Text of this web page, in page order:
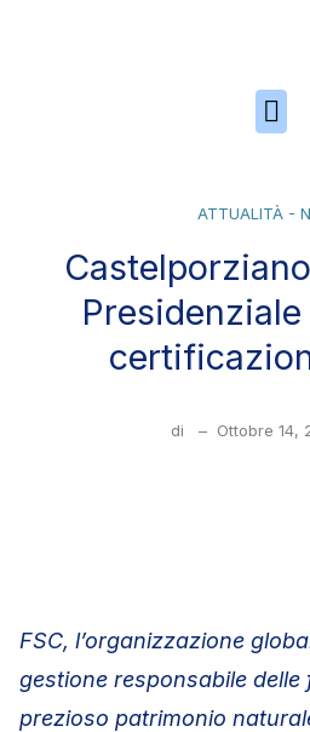
ATTUALITÀ -
di – Ottobre 14,
FSC, l’organizzazione
gestione responsabile
prezioso patrimonio